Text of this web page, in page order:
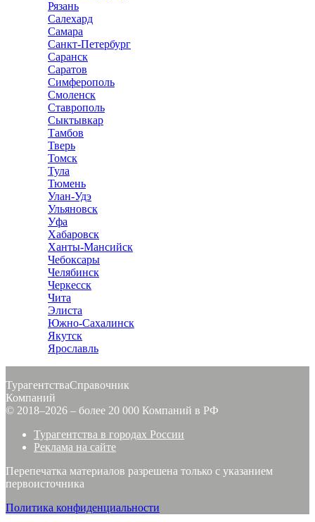
Рязань
Салехард
Самара
Санкт-Петербург
Саранск
Саратов
Симферополь
Смоленск
Ставрополь
Сыктывкар
Тамбов
Тверь
Томск
Тула
Тюмень
Улан-Удэ
Ульяновск
Уфа
Хабаровск
Ханты-Мансийск
Чебоксары
Челябинск
Черкесск
Чита
Элиста
Южно-Сахалинск
Якутск
Ярославль
ТурагентстваСправочник
Компаний
© 2018–2026 – более 20 000 Компаний в РФ
Турагентства в городах России
Реклама на сайте
Перепечатка материалов разрешена только с указанием
первоисточника
Политика конфиденциальности